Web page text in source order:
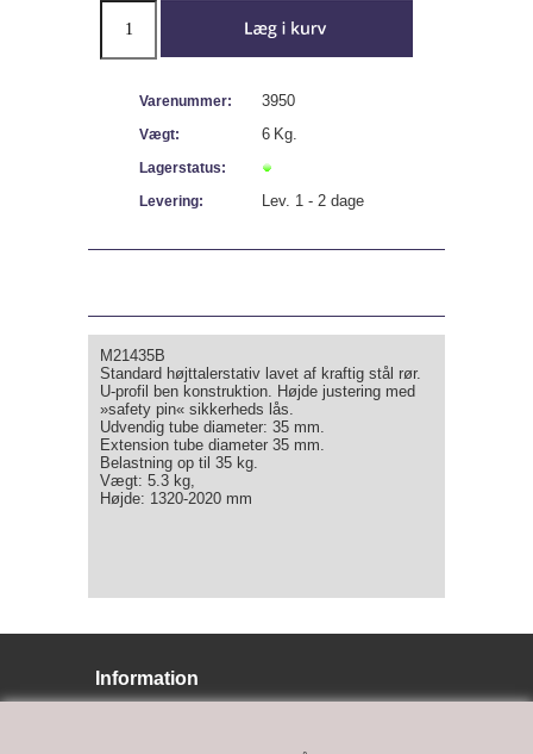
Varenummer: 3950
Vægt: 6 Kg.
Lagerstatus:
Levering:
Lev. 1 - 2 dage
M21435B
Standard højttalerstativ lavet af kraftig stål rør.
U-profil ben konstruktion. Højde justering med
»safety pin« sikkerheds lås.
Udvendig tube diameter: 35 mm.
Extension tube diameter 35 mm.
Belastning op til 35 kg.
Vægt: 5.3 kg,
Højde: 1320-2020 mm
Information